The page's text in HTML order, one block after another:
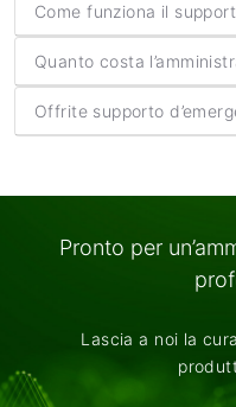
Come funziona il
Quanto costa
Offrite supporto
Pronto per
Lascia a noi la